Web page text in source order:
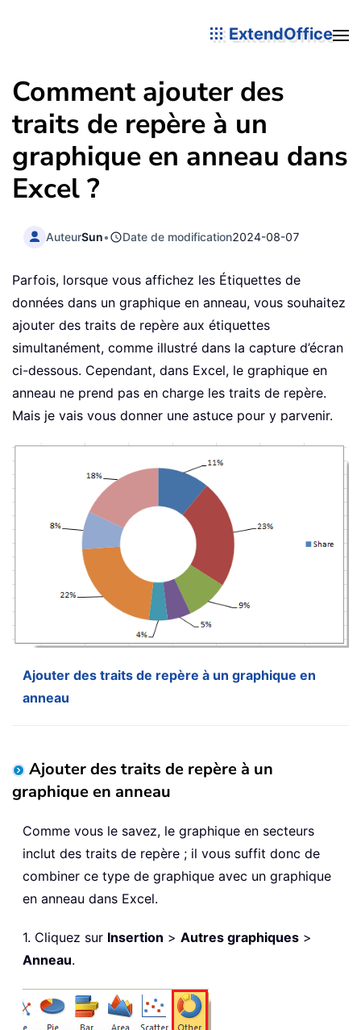
ExtendOffice
Comment ajouter des
traits de repère à un
graphique en anneau dans
Excel ?
AuteurSun• Date de modification2024-08-07
Parfois, lorsque vous affichez les Étiquettes de
données dans un graphique en anneau, vous souhaitez
ajouter des traits de repère aux étiquettes
simultanément, comme illustré dans la capture d’écran
ci-dessous. Cependant, dans Excel, le graphique en
anneau ne prend pas en charge les traits de repère.
Mais je vais vous donner une astuce pour y parvenir.
Ajouter des traits de repère à un graphique en
anneau
Ajouter des traits de repère à un
graphique en anneau
Comme vous le savez, le graphique en secteurs
inclut des traits de repère ; il vous suffit donc de
combiner ce type de graphique avec un graphique
en anneau dans Excel.
1. Cliquez sur Insertion > Autres graphiques >
Anneau.